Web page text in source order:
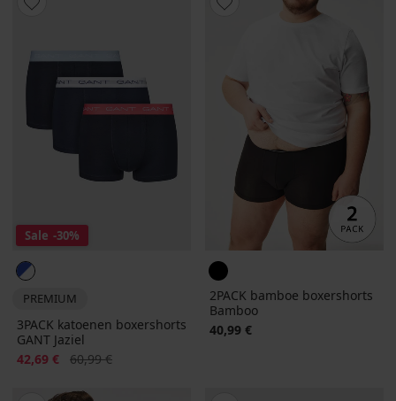
Sale -30%
PREMIUM
3PACK katoenen boxershorts
GANT Jaziel
Korting
42,69 € Oorspronkelijke prijs
60,99 €
2PACK bamboe boxershorts
Bamboo
40,99 €